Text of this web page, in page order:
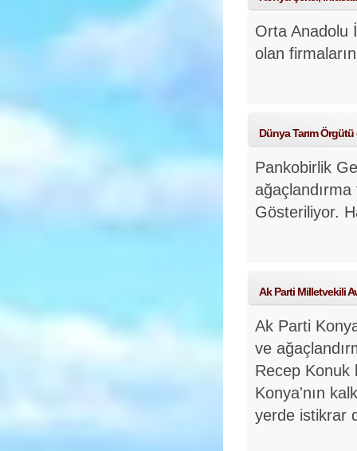
Orta Anadolu
olan
Dünya Tarım Örgütü
Pankobirlik
Gösteriliyor.
Ak Parti Milletvekili
Ak Parti
ve
Recep Konuk
Konya'nın
yerde istikrar